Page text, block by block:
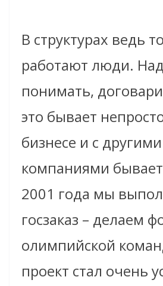
В структурах ведь
работают люди.
понимать,
это бывает
бизнесе и с другими
компаниями
2001 года мы
госзаказ – делаем
олимпийской
проект стал очень